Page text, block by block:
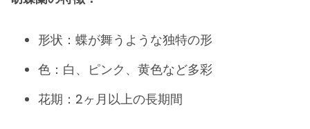
形状：蝶が舞うような独特の形
色：白、ピンク、黄色など多彩
花期：2ヶ月以上の長期間